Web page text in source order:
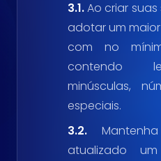
3.1.Ao criar
adotar um
com no
contendo
minúsculas,
especiais.
3.2.
atualizado